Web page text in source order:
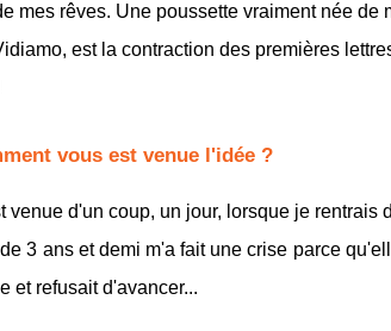
mes rêves. Une poussette vraiment née
, est la contraction des premières
vous est venue l'idée ?
venue d'un coup, un jour, lorsque je
3 ans et demi m'a fait une crise parce
et refusait d'avancer...